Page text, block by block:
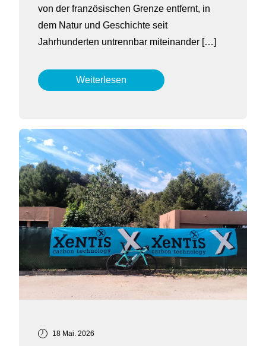
von der französischen Grenze entfernt, in
dem Natur und Geschichte seit
Jahrhunderten untrennbar miteinander […]
Weiterlesen
18 Mai. 2026